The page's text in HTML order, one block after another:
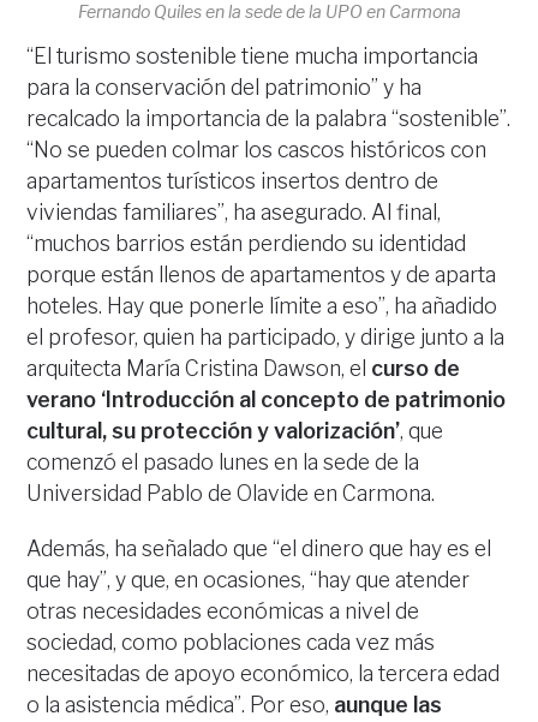
Fernando Quiles en la sede de la UPO en Carmona
“El turismo sostenible tiene mucha importancia
para la conservación del patrimonio” y ha
recalcado la importancia de la palabra “sostenible”.
“No se pueden colmar los cascos históricos con
apartamentos turísticos insertos dentro de
viviendas familiares”, ha asegurado. Al final,
“muchos barrios están perdiendo su identidad
porque están llenos de apartamentos y de aparta
hoteles. Hay que ponerle límite a eso”, ha añadido
el profesor, quien ha participado, y dirige junto a la
arquitecta María Cristina Dawson, el curso de
verano ‘Introducción al concepto de patrimonio
cultural, su protección y valorización’, que
comenzó el pasado lunes en la sede de la
Universidad Pablo de Olavide en Carmona.
Además, ha señalado que “el dinero que hay es el
que hay”, y que, en ocasiones, “hay que atender
otras necesidades económicas a nivel de
sociedad, como poblaciones cada vez más
necesitadas de apoyo económico, la tercera edad
o la asistencia médica”. Por eso, aunque las